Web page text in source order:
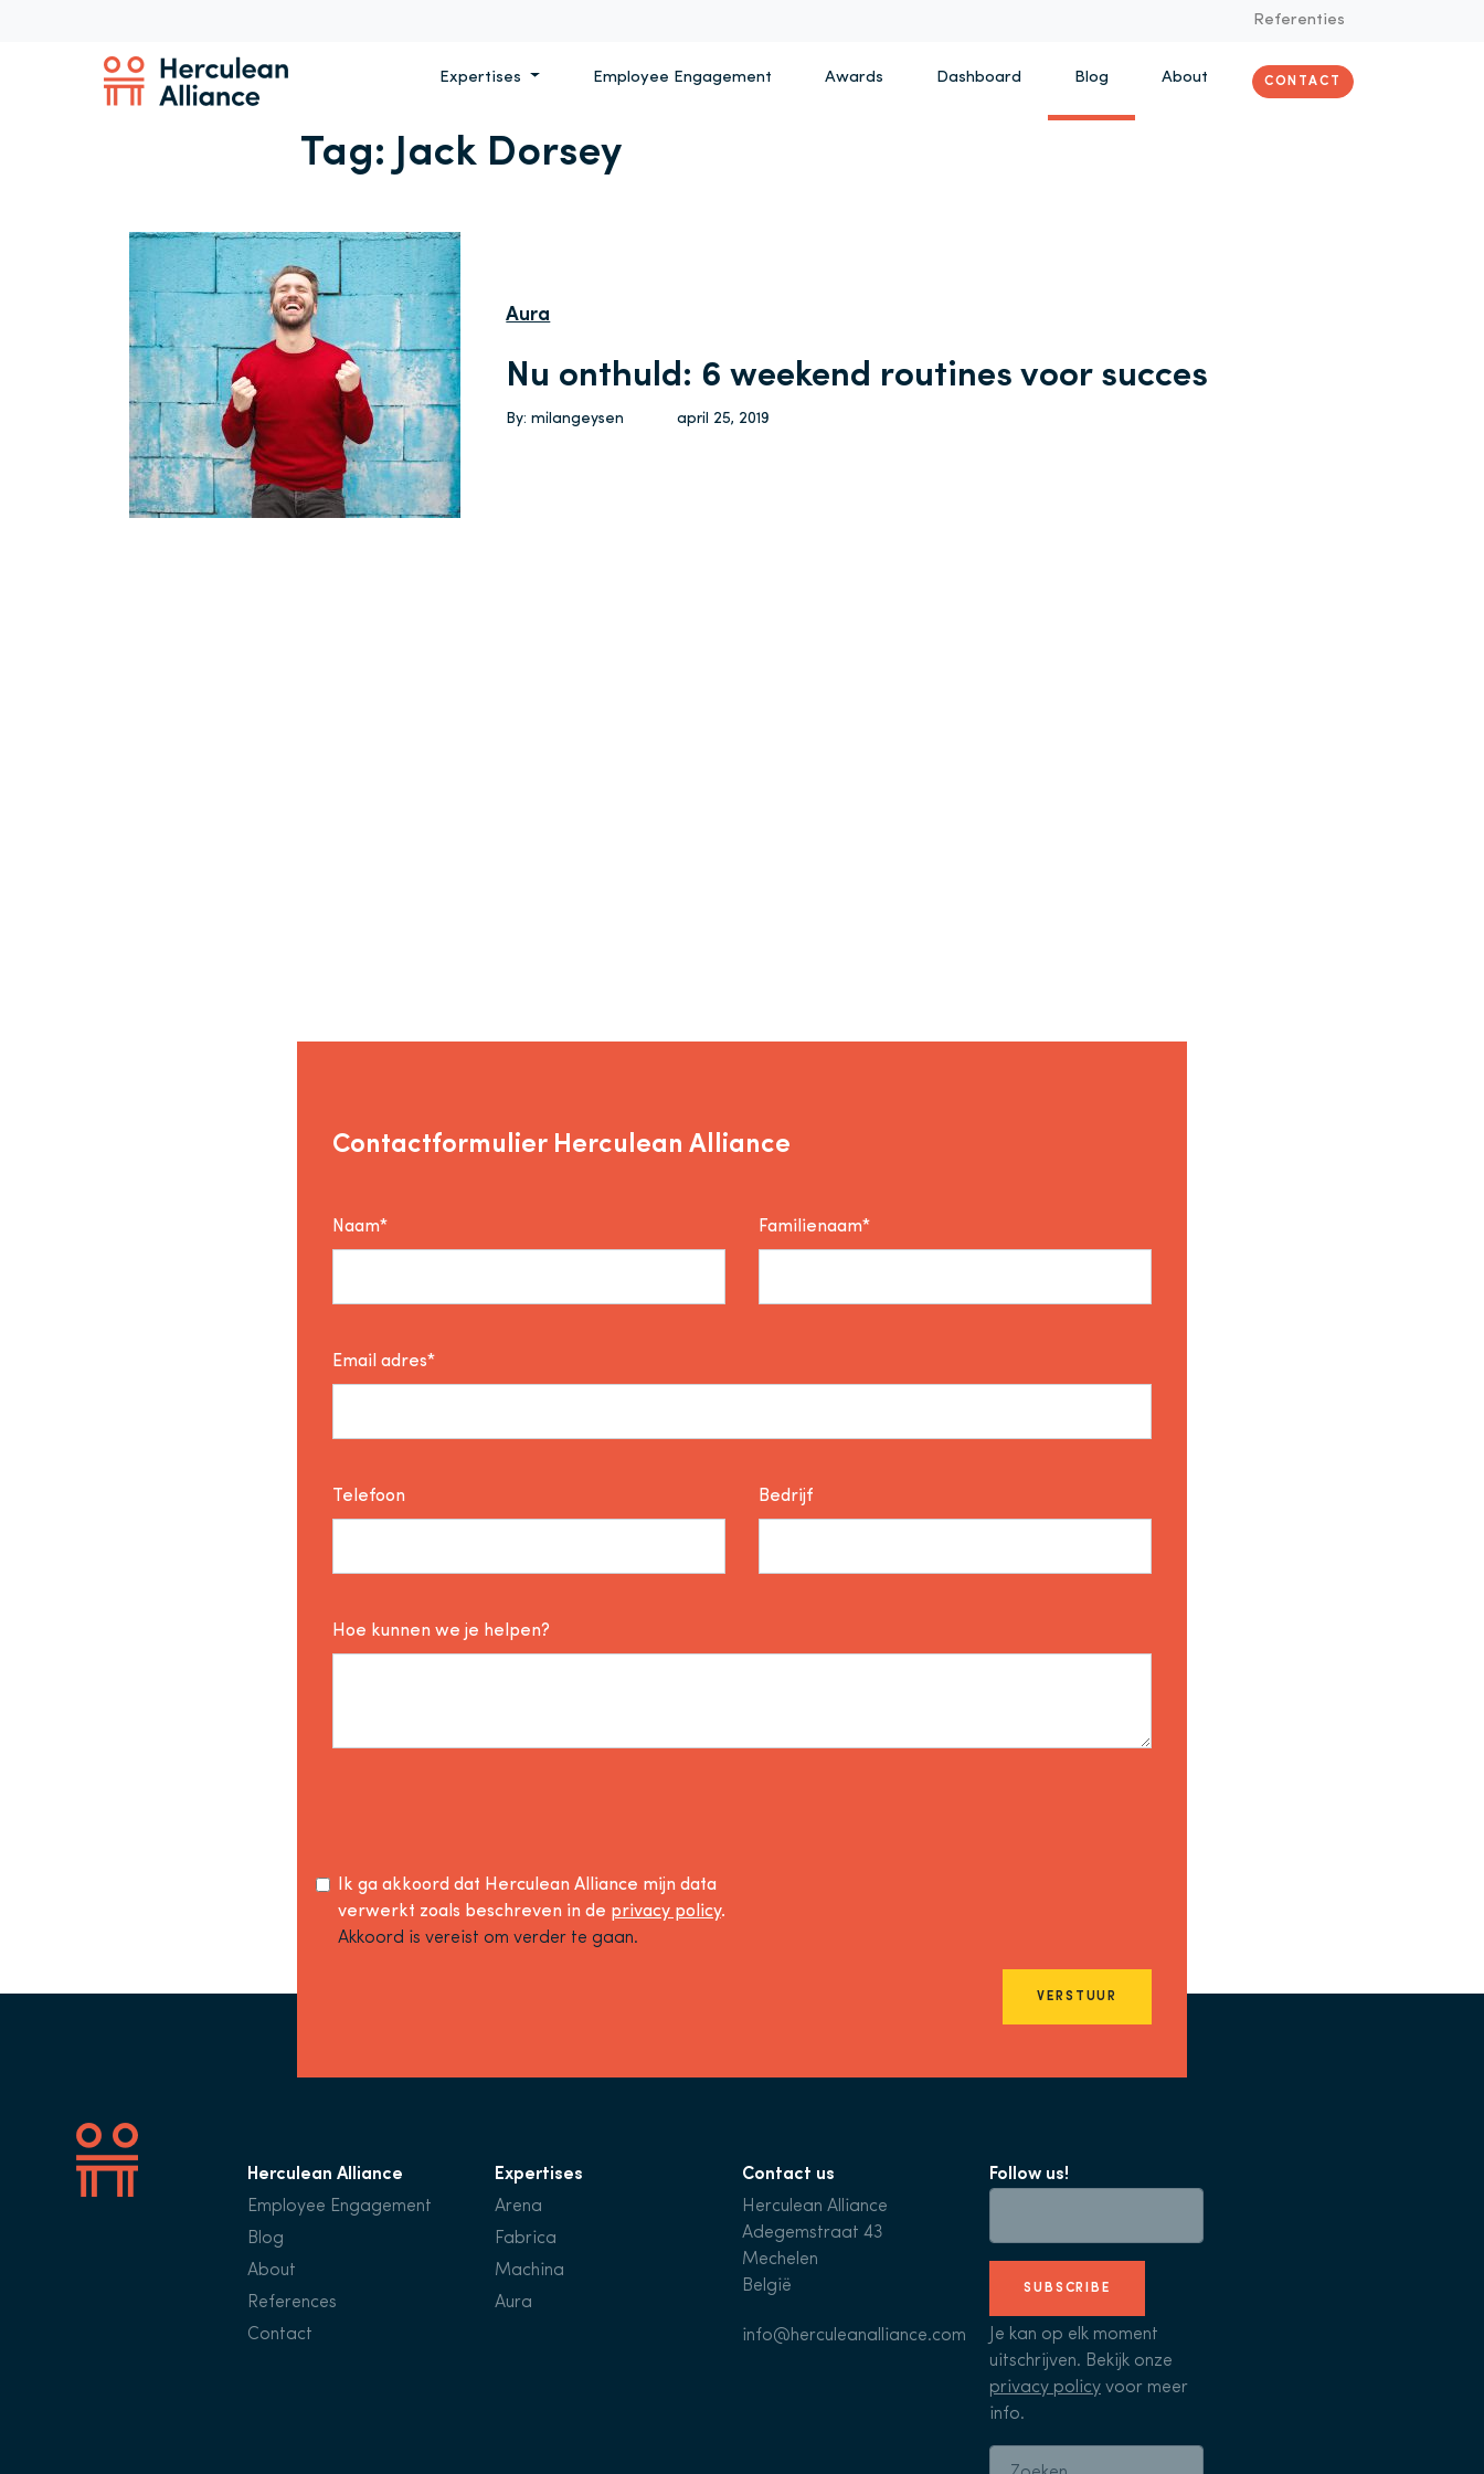
Referenties
Expertises Employee Engagement Awards Dashboard Blog About CONTACT
Tag: Jack Dorsey
Aura
Nu onthuld: 6 weekend routines voor succes
By: milangeysen april 25, 2019
Contactformulier Herculean Alliance
Naam* Familienaam*
Email adres*
Telefoon Bedrijf
Hoe kunnen we je helpen?
Ik ga akkoord dat Herculean Alliance mijn data
verwerkt zoals beschreven in de privacy policy.
Akkoord is vereist om verder te gaan.
VERSTUUR
Herculean Alliance
Employee Engagement
Blog
About
References
Contact
Expertises
Arena
Fabrica
Machina
Aura
Contact us
Herculean Alliance
Adegemstraat 43
Mechelen
België
info@herculeanalliance.com
Follow us!
SUBSCRIBE
Je kan op elk moment
uitschrijven. Bekijk onze
privacy policy voor meer
info.